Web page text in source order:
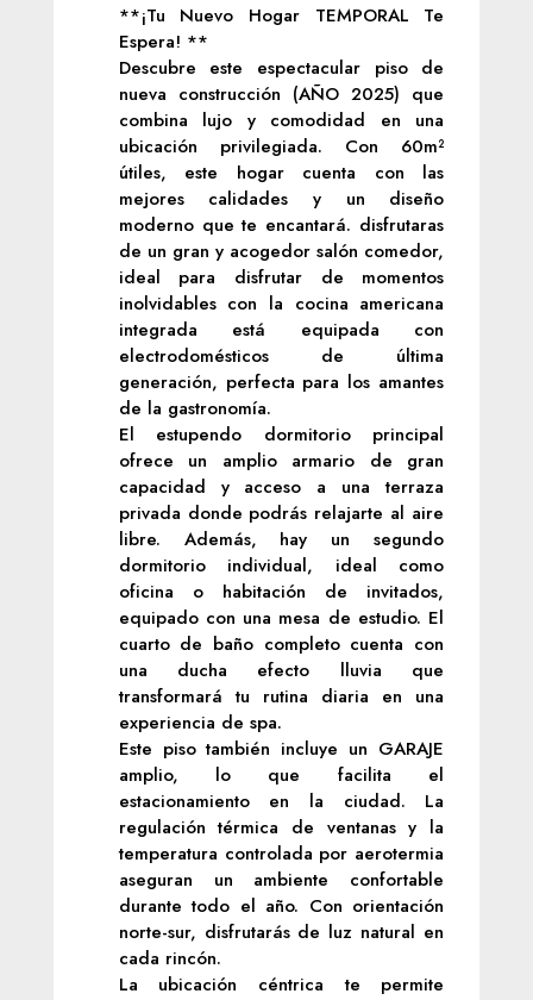
**¡Tu Nuevo Hogar TEMPORAL Te
Espera! **
Descubre este espectacular piso de
nueva construcción (AÑO 2025) que
combina lujo y comodidad en una
ubicación privilegiada. Con 60m²
útiles, este hogar cuenta con las
mejores calidades y un diseño
moderno que te encantará. disfrutaras
de un gran y acogedor salón comedor,
ideal para disfrutar de momentos
inolvidables con la cocina americana
integrada está equipada con
electrodomésticos de última
generación, perfecta para los amantes
de la gastronomía.
El estupendo dormitorio principal
ofrece un amplio armario de gran
capacidad y acceso a una terraza
privada donde podrás relajarte al aire
libre. Además, hay un segundo
dormitorio individual, ideal como
oficina o habitación de invitados,
equipado con una mesa de estudio. El
cuarto de baño completo cuenta con
una ducha efecto lluvia que
transformará tu rutina diaria en una
experiencia de spa.
Este piso también incluye un GARAJE
amplio, lo que facilita el
estacionamiento en la ciudad. La
regulación térmica de ventanas y la
temperatura controlada por aerotermia
aseguran un ambiente confortable
durante todo el año. Con orientación
norte-sur, disfrutarás de luz natural en
cada rincón.
La ubicación céntrica te permite